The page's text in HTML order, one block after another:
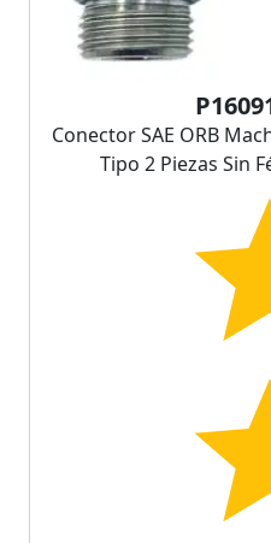
Conector SAE ORB
Tipo 2 Piezas Sin